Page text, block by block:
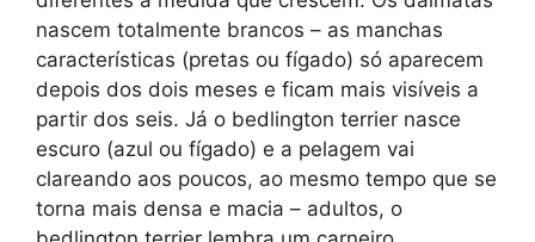
nascem totalmente brancos – as manchas
características (pretas ou fígado) só aparecem
depois dos dois meses e ficam mais visíveis a
partir dos seis. Já o bedlington terrier nasce
escuro (azul ou fígado) e a pelagem vai
clareando aos poucos, ao mesmo tempo que se
torna mais densa e macia – adultos, o